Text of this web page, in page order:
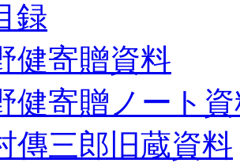
録
健寄贈資料
健寄贈ノート
傳三郎旧蔵資料